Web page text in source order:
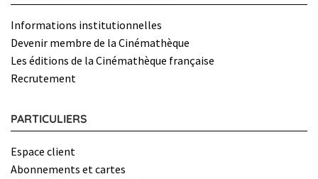
Informations institutionnelles
Devenir membre de la Cinémathèque
Les éditions de la Cinémathèque française
Recrutement
PARTICULIERS
Espace client
Abonnements et cartes